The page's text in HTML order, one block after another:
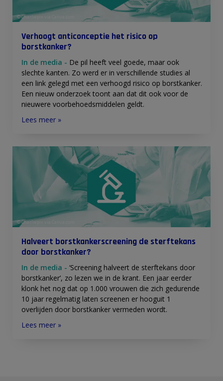
© Charliepix via Canva.com
Verhoogt anticonceptie het risico op
borstkanker?
In de media - De pil heeft veel goede, maar ook
slechte kanten. Zo werd er in verschillende studies al
een link gelegd met een verhoogd risico op borstkanker.
Een nieuw onderzoek toont aan dat dit ook voor de
nieuwere voorbehoedsmiddelen geldt.
Lees meer »
© Charliepix via Canva.com
Halveert borstkankerscreening de sterftekans
door borstkanker?
In de media - ‘Screening halveert de sterftekans door
borstkanker’, zo lezen we in de krant. Een jaar eerder
klonk het nog dat op 1.000 vrouwen die zich gedurende
10 jaar regelmatig laten screenen er hooguit 1
overlijden door borstkanker vermeden wordt.
Lees meer »